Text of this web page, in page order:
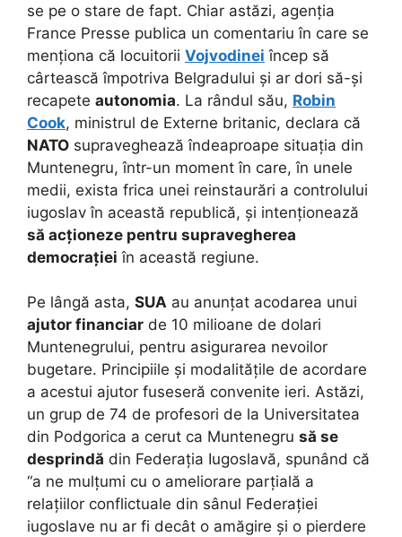
se pe o stare de fapt. Chiar astăzi, agenția
France Presse publica un comentariu în care se
menționa că locuitorii Vojvodinei încep să
cârtească împotriva Belgradului și ar dori să-și
recapete autonomia. La rândul său, Robin
Cook, ministrul de Externe britanic, declara că
NATO supraveghează îndeaproape situația din
Muntenegru, într-un moment în care, în unele
medii, exista frica unei reinstaurări a controlului
iugoslav în această republică, și intenționează
să acționeze pentru supravegherea
democrației în această regiune.
Pe lângă asta, SUA au anunțat acodarea unui
ajutor financiar de 10 milioane de dolari
Muntenegrului, pentru asigurarea nevoilor
bugetare. Principiile și modalitățile de acordare
a acestui ajutor fuseseră convenite ieri. Astăzi,
un grup de 74 de profesori de la Universitatea
din Podgorica a cerut ca Muntenegru să se
desprindă din Federația Iugoslavă, spunând că
“a ne mulțumi cu o ameliorare parțială a
relațiilor conflictuale din sânul Federației
iugoslave nu ar fi decât o amăgire și o pierdere